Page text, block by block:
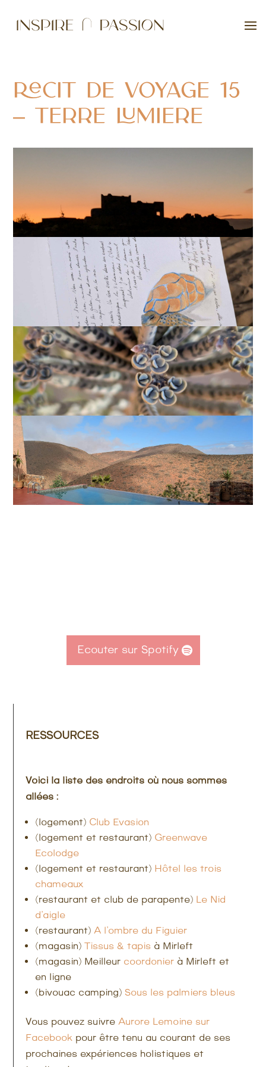
Récit de voyage 15
– Terre Lumière
Ecouter sur Spotify
RESSOURCES
Voici la liste des endroits où nous sommes
allées :
(logement) Club Evasion
(logement et restaurant) Greenwave
Ecolodge
(logement et restaurant) Hôtel les trois
chameaux
(restaurant et club de parapente) Le Nid
d’aigle
(restaurant)A l’ombre du Figuier
(magasin)Tissus & tapis à Mirleft
(magasin) Meilleur coordonier à Mirleft et
en ligne
(bivouac camping)Sous les palmiers bleus
Vous pouvez suivreAurore Lemoine sur
Facebook pour être tenu au courant de ses
prochaines expériences holistiques et